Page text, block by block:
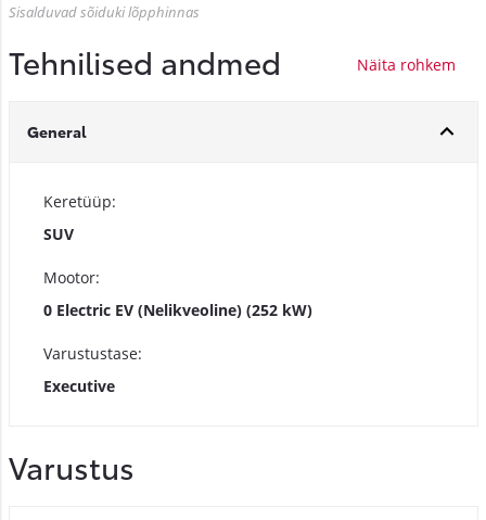
Sisalduvad sõiduki lõpphinnas
Tehnilised andmed
General
Keretüüp:
SUV
Mootor:
0 Electric EV (Nelikveoline) (252 kW)
Varustustase:
Executive
Varustus